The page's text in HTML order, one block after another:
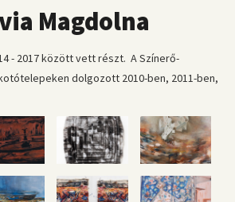
Magdolna
- 2017 között vett részt. A Színerő-
dolgozott 2010-ben, 2011-ben,